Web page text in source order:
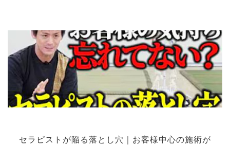
セラピストが陥る落とし穴｜お客様中心の施術が